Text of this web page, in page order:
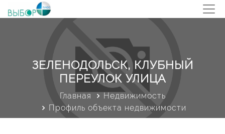
ЗЕЛЕНОДОЛЬСК, КЛУБНЫЙ
ПЕРЕУЛОК УЛИЦА
Главная
Недвижимость
Профиль объекта недвижимости